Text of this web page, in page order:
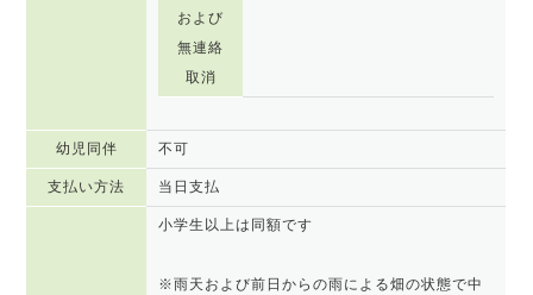
および
無連絡
取消
幼児同伴 不可
支払い方法 当日支払
小学生以上は同額です
※雨天および前日からの雨による畑の状態で中